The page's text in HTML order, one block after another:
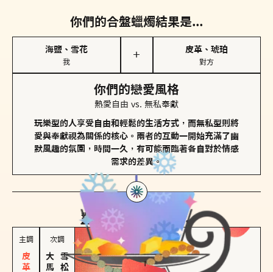
你們的合盤蠟燭結果是...
海鹽、雪花
我
＋
皮革、琥珀
對方
你們的戀愛風格
熱愛自由 vs. 無私奉獻
玩樂型的人享受自由和輕鬆的生活方式，而無私型則將
愛與奉獻視為關係的核心。兩者的互動一開始充滿了幽
默風趣的氛圍，時間一久，有可能面臨著各自對於情感
需求的差異。
對方的主調蠟燭是...
主調 次調